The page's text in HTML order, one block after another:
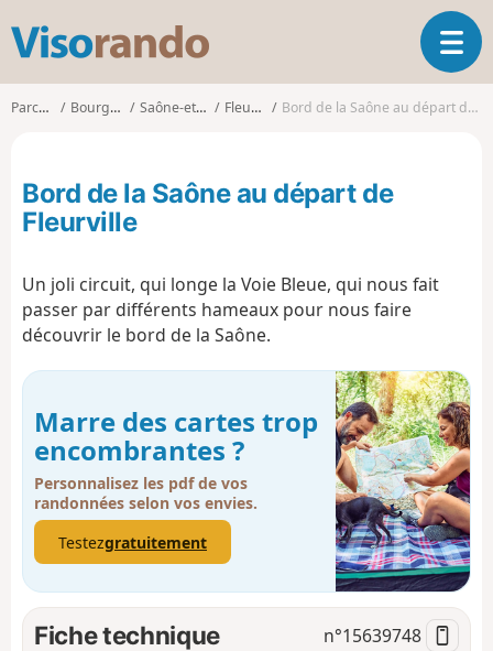
s
o
d
O
u
v
t
i
o
n
Parcours Bourgogne Saône-et-Loire Fleurville Bord de la Saône au départ de Fleurville
Bord de la Saône au départ de
Fleurville
Un joli circuit, qui longe la Voie Bleue, qui nous fait
passer par différents hameaux pour nous faire
découvrir le bord de la Saône.
Marre des cartes trop
encombrantes ?
Personnalisez les pdf de vos
randonnées selon vos envies.
Testezgratuitement
Fiche technique n°15639748